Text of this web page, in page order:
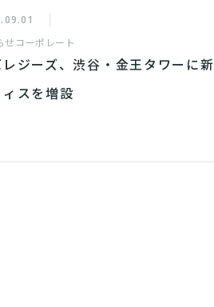
せ コーポレート
ジーズ、渋谷・金王タワーに新
スを増設